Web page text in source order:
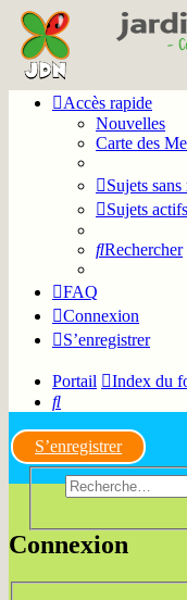
Accès rapide
Nouvelles
Carte des
Sujets sans
Sujets actifs
Rechercher
FAQ
Connexion
S’enregistrer
Portail
Index du
Rechercher
S’enregistrer
Connexion